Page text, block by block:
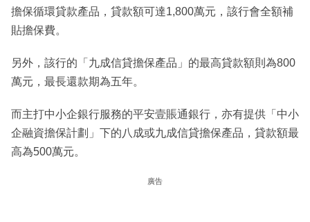
擔保循環貸款產品，貸款額可達1,800萬元，該行會全額補
貼擔保費。
另外，該行的「九成信貸擔保產品」的最高貸款額則為800
萬元，最長還款期為五年。
而主打中小企銀行服務的平安壹賬通銀行，亦有提供「中小
企融資擔保計劃」下的八成或九成信貸擔保產品，貸款額最
高為500萬元。
廣告